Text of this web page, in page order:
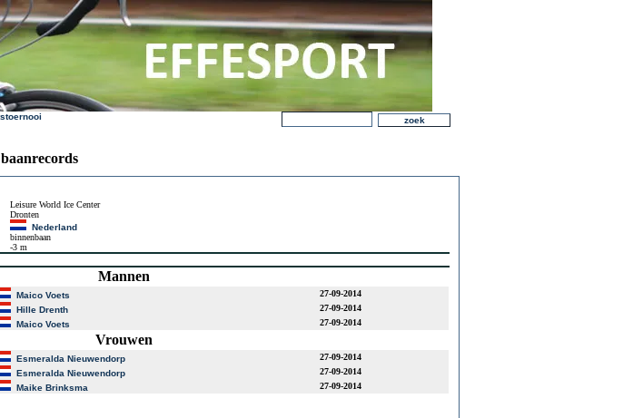
Leisure World Ice Center
Dronten
Nederland
binnenbaan
-3 m
Mannen
Maico Voets
27-09-2014
Hille Drenth
27-09-2014
Maico Voets 27-09-2014
Vrouwen
Esmeralda Nieuwendorp
27-09-2014
Esmeralda Nieuwendorp
27-09-2014
Maike Brinksma 27-09-2014